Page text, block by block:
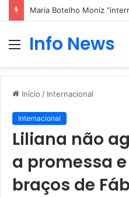
Maria Botelho Moniz
Menu
Info News
Início / Internacional
Internacional
Liliana não
a promessa
braços de